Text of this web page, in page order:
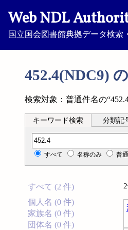
Web NDL
国立国会図書館典拠データ検索
452.4(NDC9)
検索対象：普通件名の
キーワード検索 分類記
分類記号検索
すべて 名称のみ 普
すべて (2 件)
個人名 (0 件)
家族名 (0 件)
団体名 (0 件)